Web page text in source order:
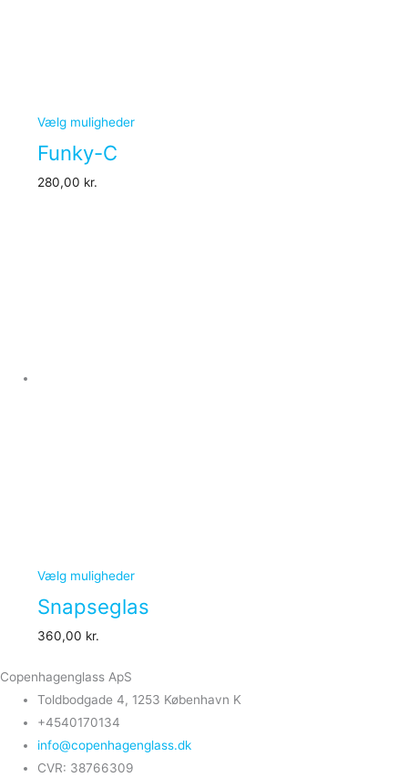
Vælg muligheder
Funky-C
280,00 kr.
Vælg muligheder
Snapseglas
360,00 kr.
Copenhagenglass ApS
Toldbodgade 4, 1253 København K
+4540170134
info@copenhagenglass.dk
CVR: 38766309